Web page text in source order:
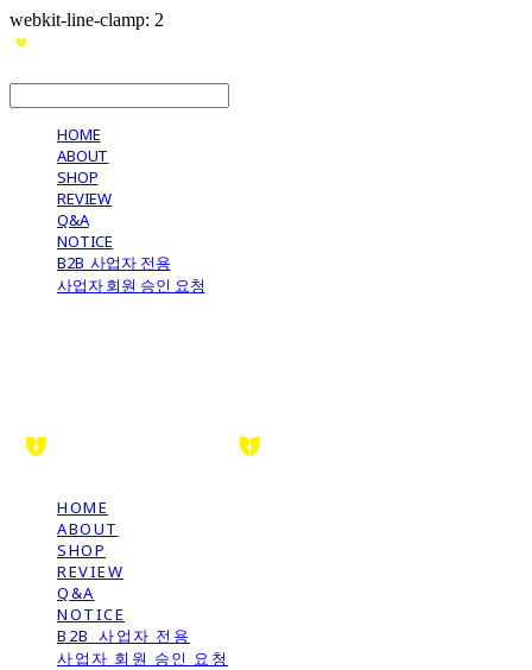
webkit-line-clamp: 2
HOME
ABOUT
SHOP
REVIEW
Q&A
NOTICE
B2B_사업자 전용
사업자 회원 승인 요청
HOME
ABOUT
SHOP
REVIEW
Q&A
NOTICE
B2B_사업자 전용
사업자 회원 승인 요청